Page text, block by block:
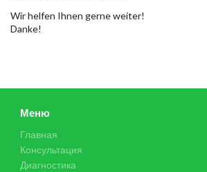
Wir helfen Ihnen gerne weiter!
Danke!
Меню
Главная
Консультация
Диагностика